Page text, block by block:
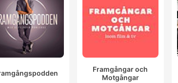
Framgångar och
Motgångar